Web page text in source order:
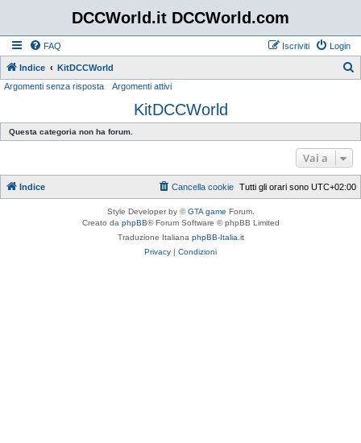
DCCWorld.it DCCWorld.com
FAQ Login
Iscriviti
Indice KitDCCWorld
c
a
Argomenti senza risposta Argomenti attivi
KitDCCWorld
Questa categoria non ha forum.
Vai a
Indice Tutti gli orari sono UTC+02:00
Cancella cookie
Style Developer by ©GTA game Forum.
Creato da phpBB® Forum Software © phpBB Limited
Traduzione Italiana phpBB-Italia.it
Privacy | Condizioni